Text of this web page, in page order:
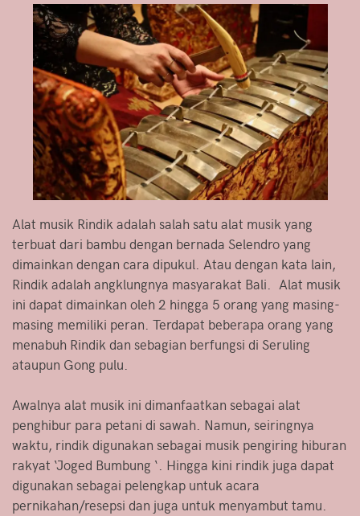
Alat musik Rindik adalah salah satu alat musik yang
terbuat dari bambu dengan bernada Selendro yang
dimainkan dengan cara dipukul. Atau dengan kata lain,
Rindik adalah angklungnya masyarakat Bali. Alat musik
ini dapat dimainkan oleh 2 hingga 5 orang yang masing-
masing memiliki peran. Terdapat beberapa orang yang
menabuh Rindik dan sebagian berfungsi di Seruling
ataupun Gong pulu.
Awalnya alat musik ini dimanfaatkan sebagai alat
penghibur para petani di sawah. Namun, seiringnya
waktu, rindik digunakan sebagai musik pengiring hiburan
rakyat ‘Joged Bumbung ‘. Hingga kini rindik juga dapat
digunakan sebagai pelengkap untuk acara
pernikahan/resepsi dan juga untuk menyambut tamu.